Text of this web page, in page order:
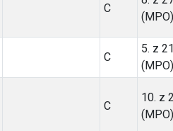
C
(MPO)
C
5. z
(MPO)
C
10. z
(MPO)